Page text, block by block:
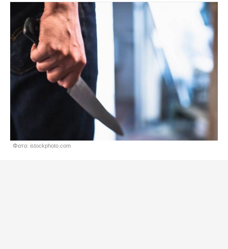
Фото: istockphoto.com